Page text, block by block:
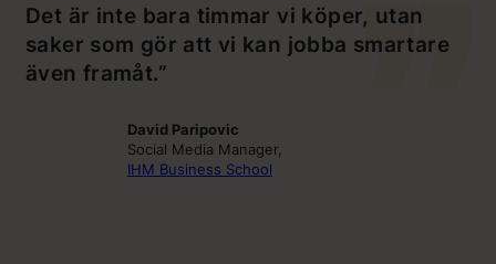
Det är inte bara timmar vi köper, utan
saker som gör att vi kan jobba smartare
även framåt.”
David Paripovic
Social Media Manager,
IHM Business School